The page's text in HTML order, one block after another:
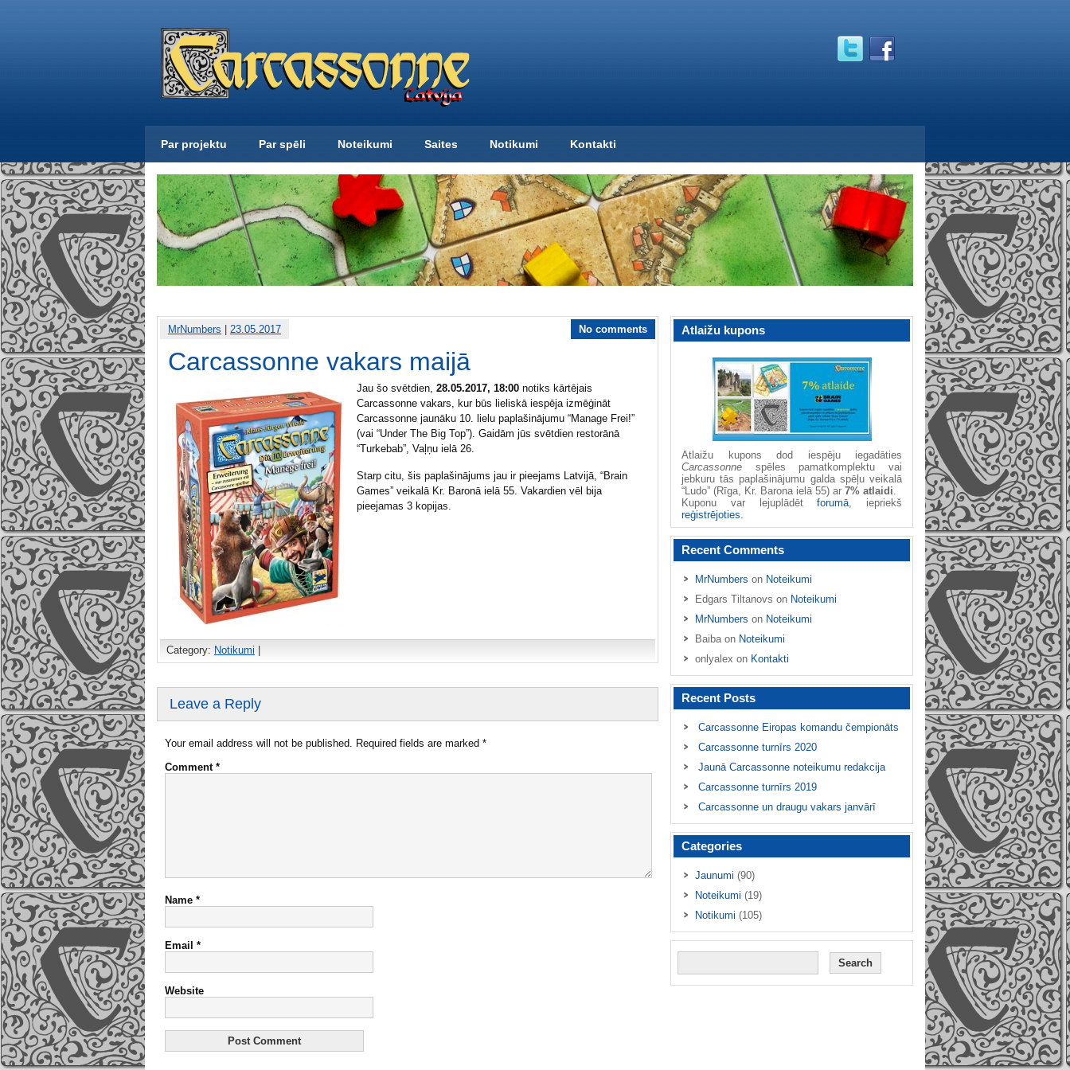
Par projektu Par spēli Noteikumi Saites Notikumi Kontakti
MrNumbers 23.05.2017 No comments
Carcassonne vakars maijā
Jau šo svētdien, 28.05.2017, 18:00 notiks kārtējais
Carcassonne vakars, kur būs lieliskā iespēja izmēģināt
Carcassonne jaunāku 10. lielu paplašinājumu “Manage Frei!”
(vai “Under The Big Top”). Gaidām jūs svētdien restorānā
“Turkebab”, Vaļņu ielā 26.
Starp citu, šis paplašinājums jau ir pieejams Latvijā, “Brain
Games” veikalā Kr. Baronā ielā 55. Vakardien vēl bija
pieejamas 3 kopijas.
Category: Notikumi
Leave a Reply
Your email address will not be published. Required fields are marked *
Comment *
Name *
Email *
Website
Atlaižu kupons
Atlaižu kupons dod iespēju iegadāties
Carcassonne spēles pamatkomplektu vai
jebkuru tās paplašinājumu galda spēļu veikalā
“Ludo” (Rīga, Kr. Barona ielā 55) ar 7% atlaidi.
Kuponu var lejuplādētforumā, iepriekš
reģistrējoties.
Recent Comments
MrNumbers on Noteikumi
Edgars Tiltanovs on Noteikumi
MrNumbers on Noteikumi
Baibaon Noteikumi
onlyalex on Kontakti
Recent Posts
Carcassonne Eiropas komandu čempionāts
Carcassonne turnīrs 2020
Jaunā Carcassonne noteikumu redakcija
Carcassonne turnīrs 2019
Carcassonne un draugu vakars janvārī
Categories
Jaunumi (90)
Noteikumi (19)
Notikumi (105)